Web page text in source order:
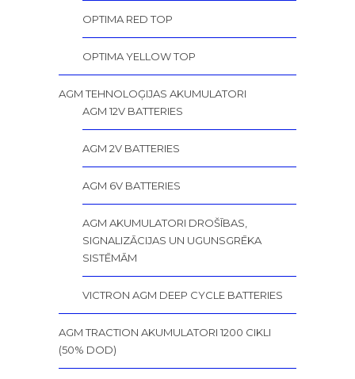
OPTIMA RED TOP
OPTIMA YELLOW TOP
AGM TEHNOLOĢIJAS AKUMULATORI
AGM 12V BATTERIES
AGM 2V BATTERIES
AGM 6V BATTERIES
AGM AKUMULATORI DROŠĪBAS,
SIGNALIZĀCIJAS UN UGUNSGRĒKA
SISTĒMĀM
VICTRON AGM DEEP CYCLE BATTERIES
AGM TRACTION AKUMULATORI 1200 CIKLI
(50% DOD)